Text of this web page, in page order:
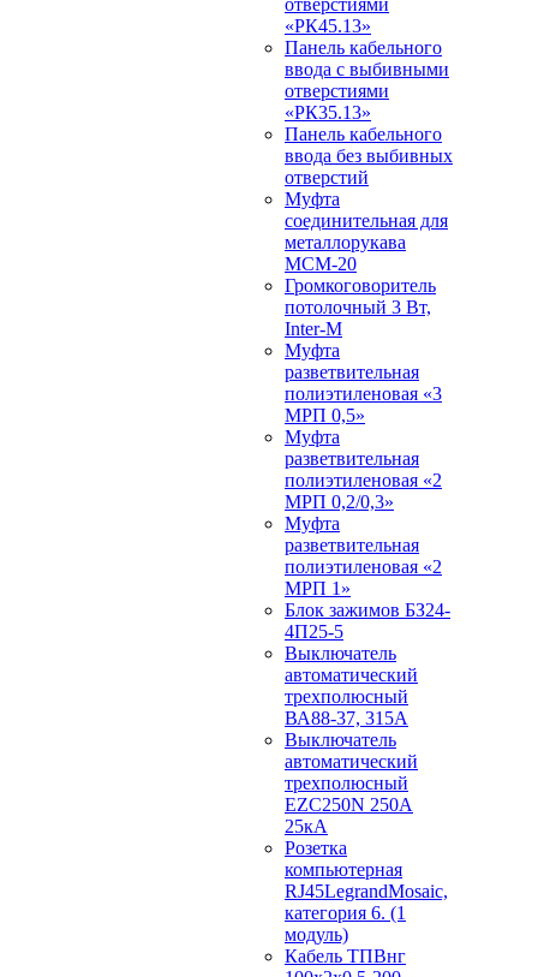
отверстиями
«РК45.13»
Панель кабельного
ввода с выбивными
отверстиями
«РК35.13»
Панель кабельного
ввода без выбивных
отверстий
Муфта
соединительная для
металлорукава
МСМ-20
Громкоговоритель
потолочный 3 Вт,
Inter-M
Муфта
разветвительная
полиэтиленовая «3
МРП 0,5»
Муфта
разветвительная
полиэтиленовая «2
МРП 0,2/0,3»
Муфта
разветвительная
полиэтиленовая «2
МРП 1»
Блок зажимов БЗ24-
4П25-5
Выключатель
автоматический
трехполюсный
ВА88-37, 315А
Выключатель
автоматический
трехполюсный
EZC250N 250А
25кА
Розетка
компьютерная
RJ45LegrandMosaic,
категория 6. (1
модуль)
Кабель ТПВнг